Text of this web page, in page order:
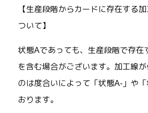
【生産段階からカードに存在する
ついて】
状態Aであっても、生産段階で存在
を含む場合がございます。加工線
のは度合いによって「状態A-」や
おります。